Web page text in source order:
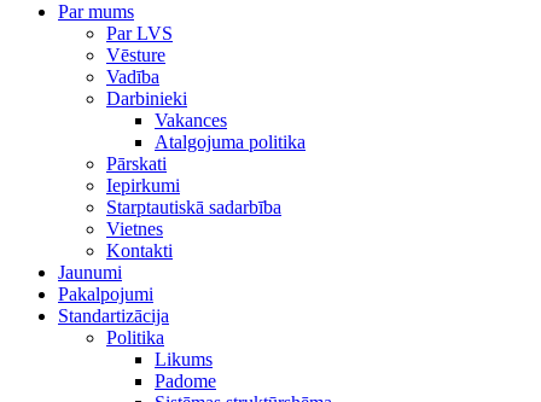
Par mums
Par LVS
Vēsture
Vadība
Darbinieki
Vakances
Atalgojuma politika
Pārskati
Iepirkumi
Starptautiskā sadarbība
Vietnes
Kontakti
Jaunumi
Pakalpojumi
Standartizācija
Politika
Likums
Padome